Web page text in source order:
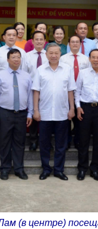
(в центре)